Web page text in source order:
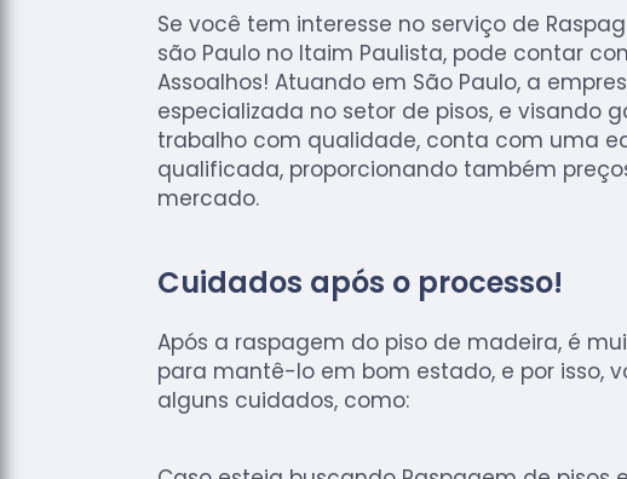
Se você tem interesse no serviço de
são Paulo no Itaim Paulista, pode contar
Assoalhos! Atuando em São Paulo, a
especializada no setor de pisos, e visando
trabalho com qualidade, conta com uma
qualificada, proporcionando também
mercado.
Cuidados após o processo!
Após a raspagem do piso de madeira, é
para mantê-lo em bom estado, e por isso,
alguns cuidados, como: